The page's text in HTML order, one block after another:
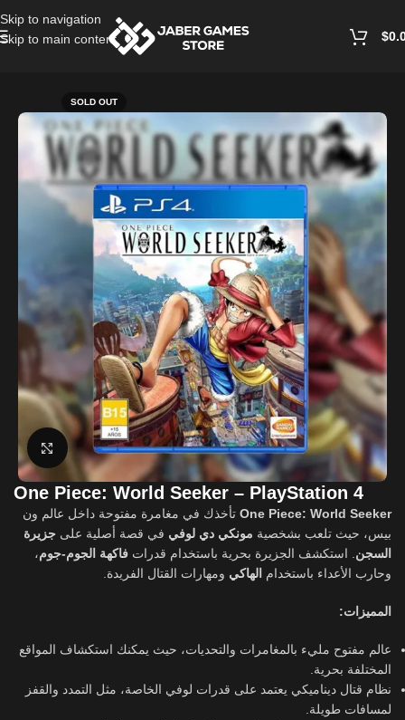
Skip to navigation
Skip to main content
$
SOLD OUT
Click to enlarge
One Piece: World Seeker – PlayStation 4
One Piece: World Seeker تأخذك في مغامرة مفتوحة داخل عالم ون
بيس، حيث تلعب بشخصية مونكي دي لوفي في قصة أصلية علىجزيرة
السجن . استكشف الجزيرة بحرية باستخدام قدراتفاكهة الجوم-جوم،
وحارب الأعداء باستخدام الهاكي ومهارات القتال الفريدة.
المميزات:
عالم مفتوح مليء بالمغامرات والتحديات، حيث يمكنك استكشاف المواقع
المختلفة بحرية.
نظام قتال ديناميكي يعتمد على قدرات لوفي الخاصة، مثل التمدد والقفز
لمسافات طويلة.